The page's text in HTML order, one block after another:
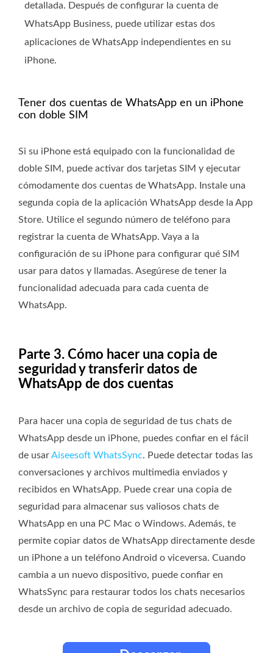
detallada. Después de configurar la cuenta de
WhatsApp Business, puede utilizar estas dos
aplicaciones de WhatsApp independientes en su
iPhone.
Tener dos cuentas de WhatsApp en un iPhone
con doble SIM
Si su iPhone está equipado con la funcionalidad de
doble SIM, puede activar dos tarjetas SIM y ejecutar
cómodamente dos cuentas de WhatsApp. Instale una
segunda copia de la aplicación WhatsApp desde la App
Store. Utilice el segundo número de teléfono para
registrar la cuenta de WhatsApp. Vaya a la
configuración de su iPhone para configurar qué SIM
usar para datos y llamadas. Asegúrese de tener la
funcionalidad adecuada para cada cuenta de
WhatsApp.
Parte 3. Cómo hacer una copia de
seguridad y transferir datos de
WhatsApp de dos cuentas
Para hacer una copia de seguridad de tus chats de
WhatsApp desde un iPhone, puedes confiar en el fácil
de usarAiseesoft WhatsSync. Puede detectar todas las
conversaciones y archivos multimedia enviados y
recibidos en WhatsApp. Puede crear una copia de
seguridad para almacenar sus valiosos chats de
WhatsApp en una PC Mac o Windows. Además, te
permite copiar datos de WhatsApp directamente desde
un iPhone a un teléfono Android o viceversa. Cuando
cambia a un nuevo dispositivo, puede confiar en
WhatsSync para restaurar todos los chats necesarios
desde un archivo de copia de seguridad adecuado.